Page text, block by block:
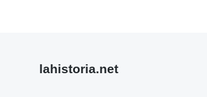
lahistoria.net